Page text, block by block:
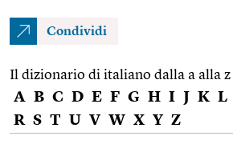
Condividi
Il dizionario di italiano dalla a alla z
A B C D E F G H I J K L
R S T U V W X Y Z